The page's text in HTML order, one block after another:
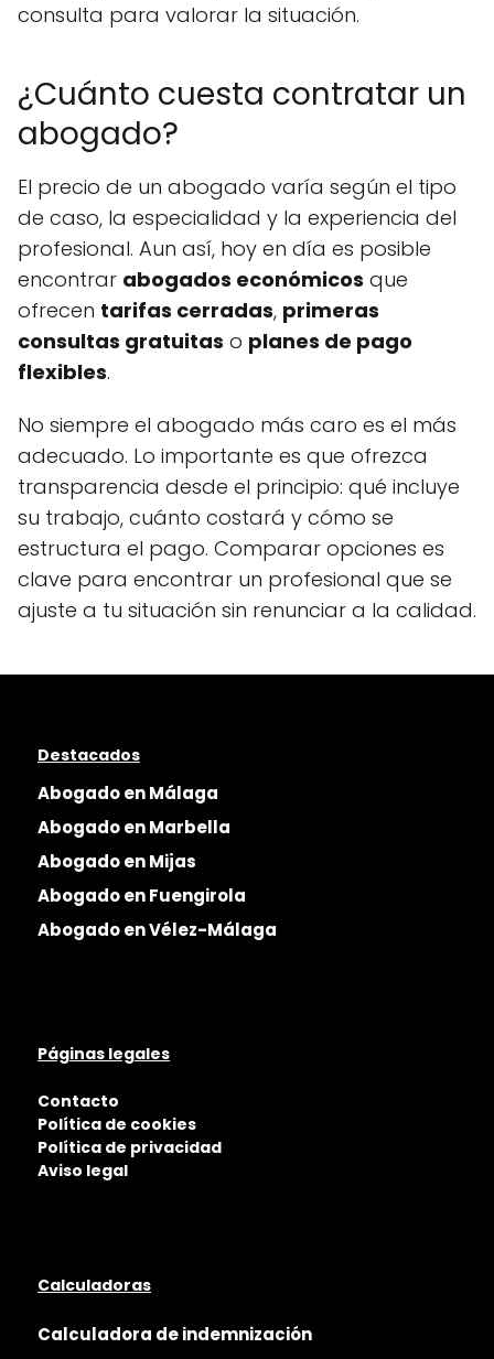
consulta para valorar la situación.
¿Cuánto cuesta contratar un
abogado?
El precio de un abogado varía según el tipo
de caso, la especialidad y la experiencia del
profesional. Aun así, hoy en día es posible
encontrar abogados económicos que
ofrecen tarifas cerradas, primeras
consultas gratuitas o planes de pago
flexibles.
No siempre el abogado más caro es el más
adecuado. Lo importante es que ofrezca
transparencia desde el principio: qué incluye
su trabajo, cuánto costará y cómo se
estructura el pago. Comparar opciones es
clave para encontrar un profesional que se
ajuste a tu situación sin renunciar a la calidad.
Destacados
Abogado en Málaga
Abogado en Marbella
Abogado en Mijas
Abogado en Fuengirola
Abogado en Vélez-Málaga
Páginas legales
Contacto
Política de cookies
Política de privacidad
Aviso legal
Calculadoras
Calculadora de indemnización